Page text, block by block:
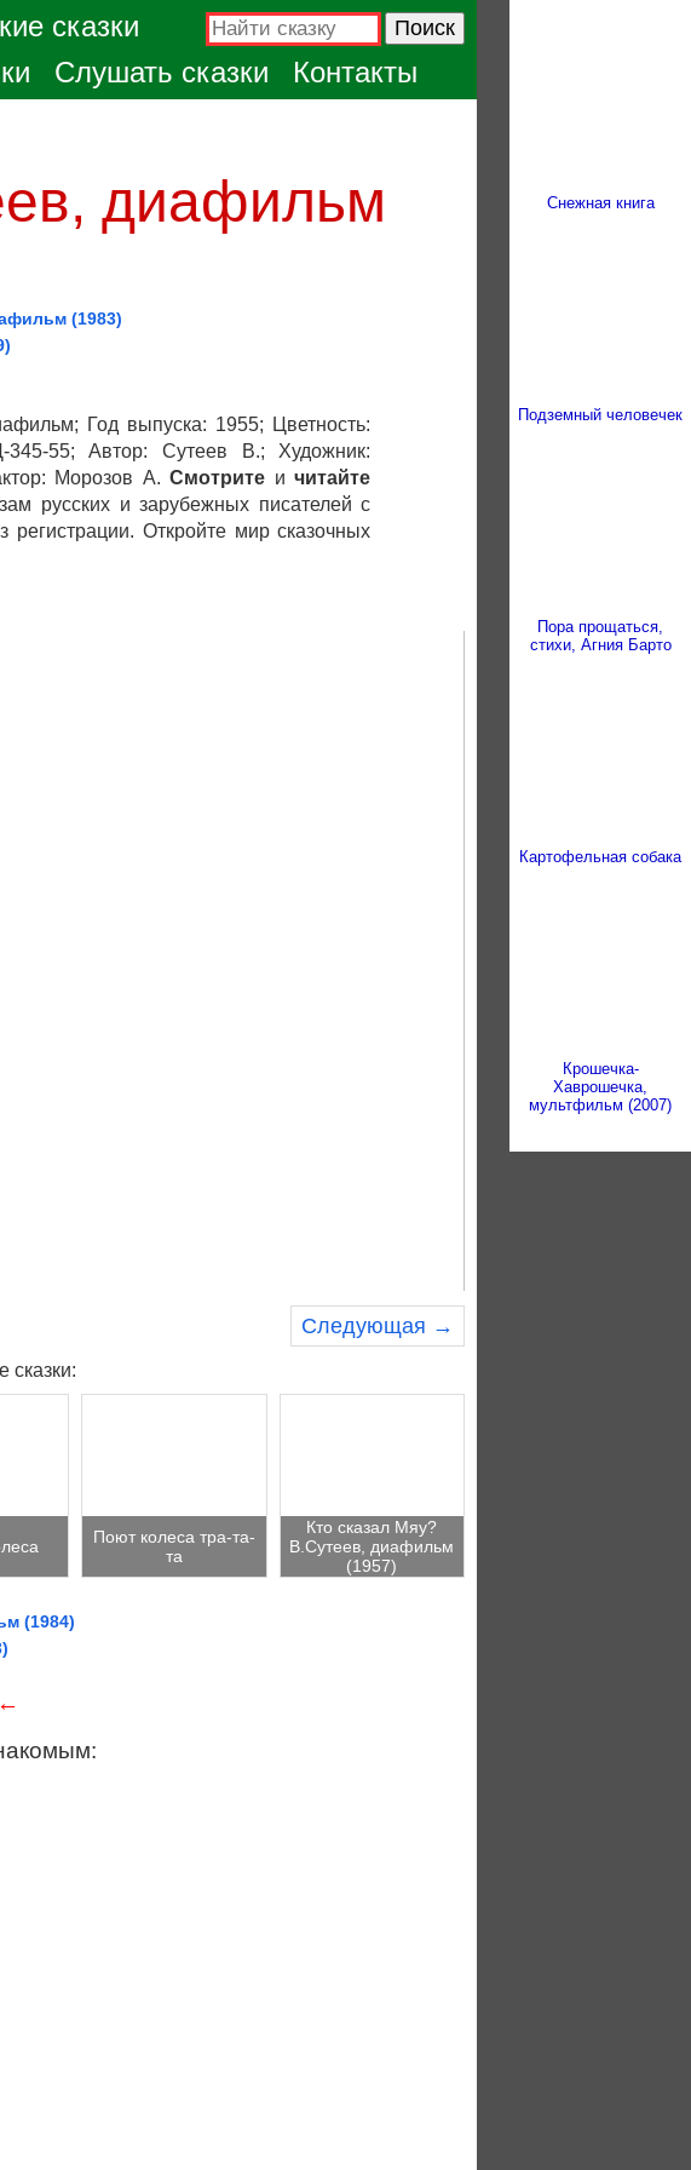
Снежная книга
Подземный человечек
Пора прощаться,
стихи, Агния Барто
Картофельная собака
Крошечка-
Хаврошечка,
мультфильм (2007)
сказки
Слушать сказки Контакты
диафильм
(1983)
Год выпуска: 1955; Цветность:
55; Автор: Сутеев В.; Художник:
Морозов А.Смотрите ичитайте
русских и зарубежных писателей с
регистрации. Откройте мир сказочных
Следующая →
сказки:
Поют колеса тра-та-
та
Кто сказал Мяу?
В.Сутеев, диафильм
(1957)
(1984)
←